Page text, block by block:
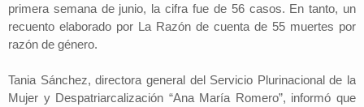
primera semana de junio, la cifra fue de 56 casos. En tanto, un
recuento elaborado por La Razón de cuenta de 55 muertes por
razón de género.
Tania Sánchez, directora general del Servicio Plurinacional de la
Mujer y Despatriarcalización “Ana María Romero”, informó que